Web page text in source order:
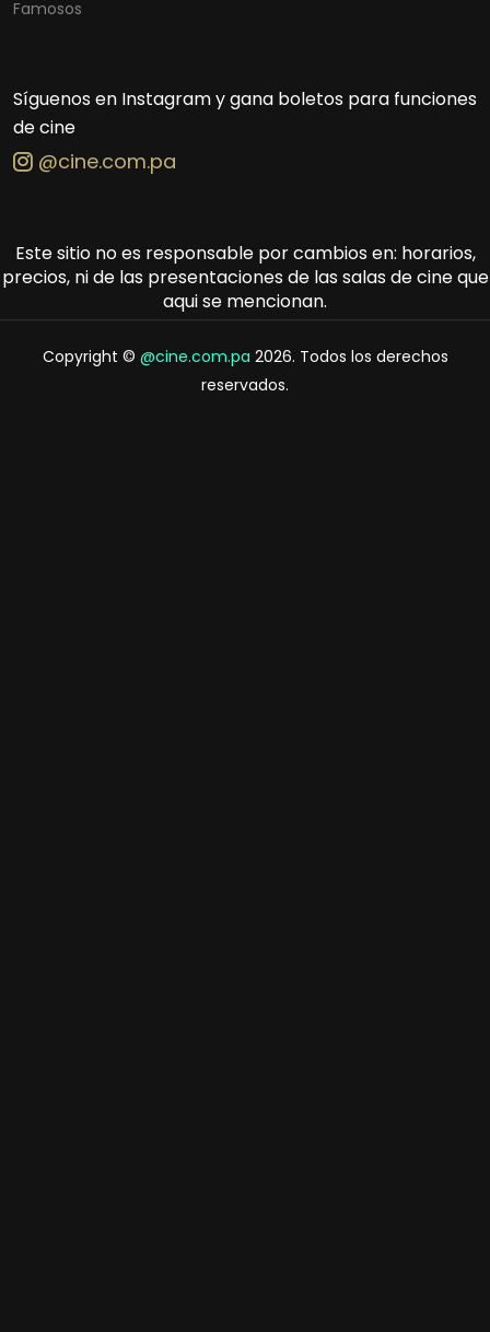
Famosos
Síguenos en Instagram y gana boletos para funciones
de cine
@cine.com.pa
Este sitio no es responsable por cambios en: horarios,
precios, ni de las presentaciones de las salas de cine que
aqui se mencionan.
Copyright © @cine.com.pa 2026. Todos los derechos
reservados.